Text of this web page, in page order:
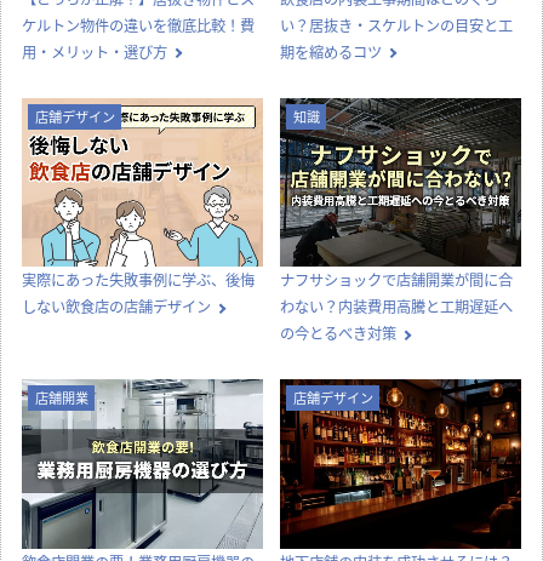
店舗開業
【どっちが正解？】居抜き物件とス
ケルトン物件の違いを徹底比較！費
用・メリット・選び方
店舗開業
飲食店の内装工事期間はどのくら
い？居抜き・スケルトンの目安と工
期を縮めるコツ
実際にあった失敗事例に学ぶ、後悔
しない飲食店の店舗デザイン
知識
ナフサショックで店舗開業が間に合
わない？内装費用高騰と工期遅延へ
の今とるべき対策